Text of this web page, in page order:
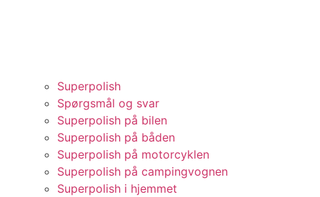
Superpolish
Spørgsmål og svar
Superpolish på bilen
Superpolish på båden
Superpolish på motorcyklen
Superpolish på campingvognen
Superpolish i hjemmet